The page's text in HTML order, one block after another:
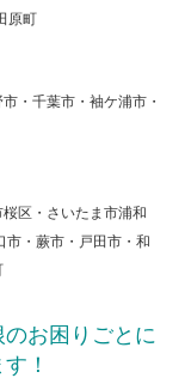
原町
・千葉市・袖ケ浦市・
区・さいたま市浦和
市・蕨市・戸田市・和
のお困りごとに
！